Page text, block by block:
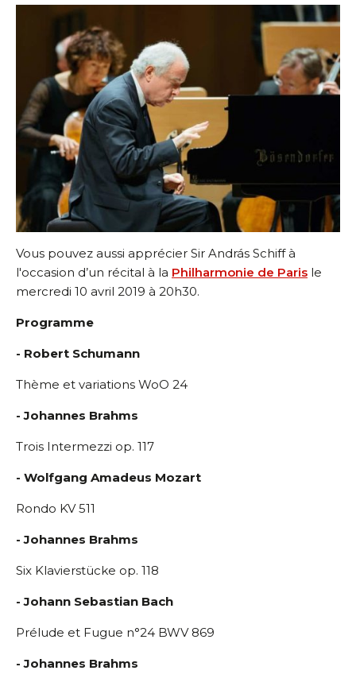
Vous pouvez aussi apprécier Sir András Schiff à
l'occasion d’un récital à la Philharmonie de Paris le
mercredi 10 avril 2019 à 20h30.
Programme
- Robert Schumann
Thème et variations WoO 24
- Johannes Brahms
Trois Intermezzi op. 117
- Wolfgang Amadeus Mozart
Rondo KV 511
- Johannes Brahms
Six Klavierstücke op. 118
- Johann Sebastian Bach
Prélude et Fugue n°24 BWV 869
- Johannes Brahms